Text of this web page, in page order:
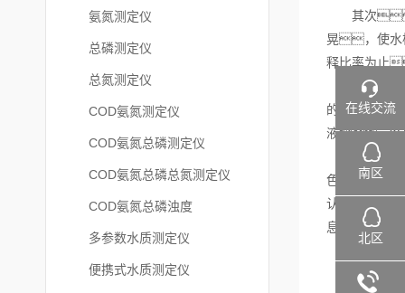
氨氮测定仪
总磷测定仪
总氮测定仪
COD氨氮测定仪
COD氨氮总磷测定仪
COD氨氮总磷总氮测定仪
COD氨氮总磷浊度
多参数水质测定仪
便携式水质测定仪
其次
晃，使水
释比率为
然后
的细管中是
液，然
然后你可
色）
认为是阳性
息，
在线交流
南区
北区